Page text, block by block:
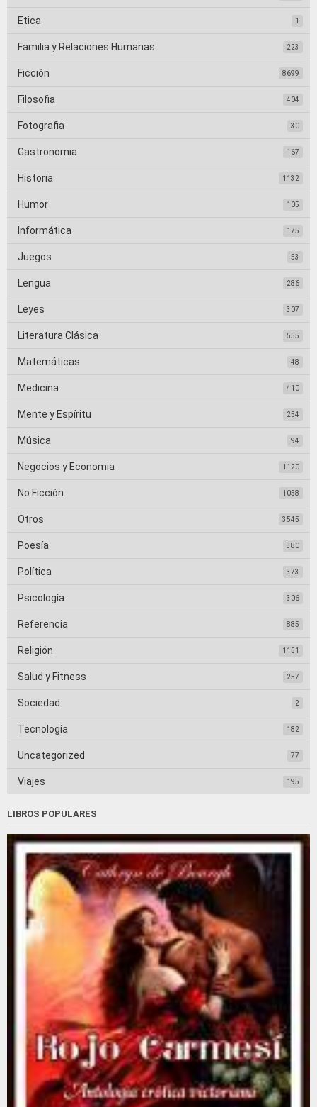
Etica 1
Familia y Relaciones Humanas 223
Ficción 8699
Filosofia 404
Fotografia 30
Gastronomia 167
Historia 1132
Humor 105
Informática 175
Juegos 53
Lengua 286
Leyes 307
Literatura Clásica 555
Matemáticas 48
Medicina 410
Mente y Espíritu 254
Música 94
Negocios y Economia 1120
No Ficción 1058
Otros 3545
Poesía 380
Política 373
Psicología 306
Referencia 885
Religión 1151
Salud y Fitness 257
Sociedad 2
Tecnología 182
Uncategorized 77
Viajes 195
LIBROS POPULARES